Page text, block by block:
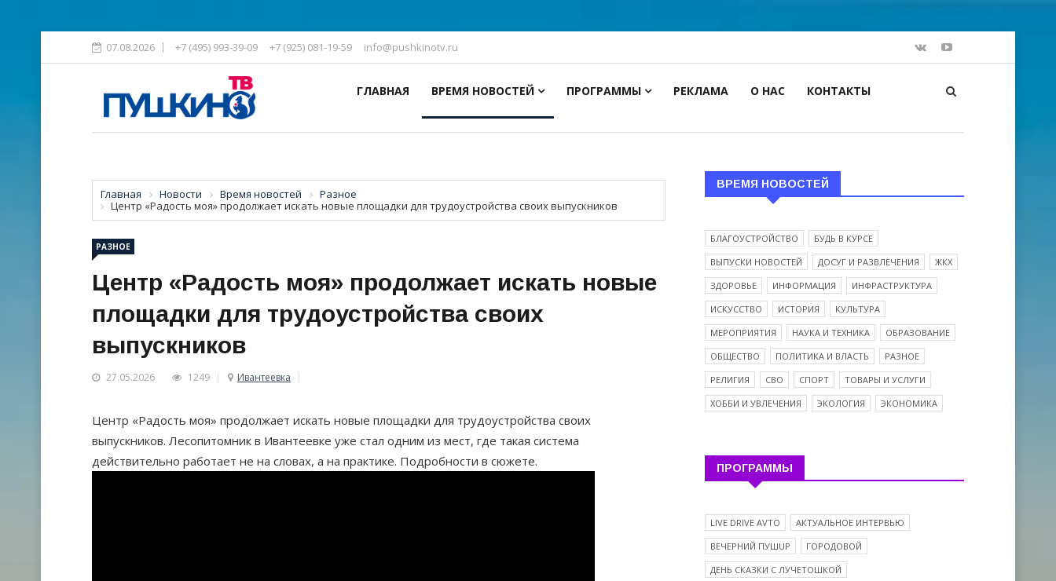
07.08.2026 +7 (495) 993-39-09 +7 (925) 081-19-59 info@pushkinotv.ru
ГЛАВНАЯ ВРЕМЯ НОВОСТЕЙ ПРОГРАММЫ РЕКЛАМА О НАС КОНТАКТЫ
Главная Новости Время новостей
Разное
Центр «Радость моя» продолжает искать новые площадки для трудоустройства своих выпускников
РАЗНОЕ
Центр «Радость моя» продолжает искать новые
площадки для трудоустройства своих
выпускников
27.05.2026 1249 Ивантеевка
Центр «Радость моя» продолжает искать новые площадки для трудоустройства своих
выпускников. Лесопитомник в Ивантеевке уже стал одним из мест, где такая система
действительно работает не на словах, а на практике. Подробности в сюжете.
ВРЕМЯ НОВОСТЕЙ
БЛАГОУСТРОЙСТВО
БУДЬ В КУРСЕ
ВЫПУСКИ НОВОСТЕЙ
ДОСУГ И РАЗВЛЕЧЕНИЯ
ЖКХ
ЗДОРОВЬЕ
ИНФОРМАЦИЯ
ИНФРАСТРУКТУРА
ИСКУССТВО
ИСТОРИЯ
КУЛЬТУРА
МЕРОПРИЯТИЯ
НАУКА И ТЕХНИКА
ОБРАЗОВАНИЕ
ОБЩЕСТВО
ПОЛИТИКА И ВЛАСТЬ
РАЗНОЕ
РЕЛИГИЯ
СВО СПОРТ
ТОВАРЫ И УСЛУГИ
ХОББИ И УВЛЕЧЕНИЯ
ЭКОЛОГИЯ ЭКОНОМИКА
ПРОГРАММЫ
LIVE DRIVE AVTO
АКТУАЛЬНОЕ ИНТЕРВЬЮ
ВЕЧЕРНИЙ ПУШUP
ГОРОДОВОЙ
ДЕНЬ СКАЗКИ С ЛУЧЕТОШКОЙ